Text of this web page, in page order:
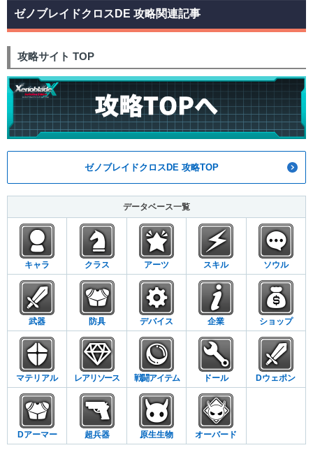
ゼノブレイドクロスDE 攻略関連記事
攻略サイト TOP
ゼノブレイドクロスDE 攻略TOP
データベース一覧
キャラ クラス アーツ スキル ソウル
武器 防具 デバイス 企業 ショップ
マテリアル レアリソース 戦闘アイテム ドール Dウェポン
Dアーマー 超兵器 原生生物 オーバード